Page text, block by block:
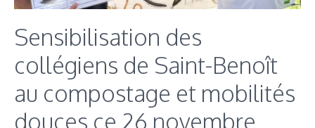
Sensibilisation des
collégiens de Saint-Benoît
au compostage et mobilités
douces ce 26 novembre